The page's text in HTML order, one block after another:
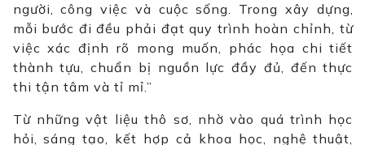
người, công việc và cuộc sống. Trong xây dựng,
mỗi bước đi đều phải đạt quy trình hoàn chỉnh, từ
việc xác định rõ mong muốn, phác họa chi tiết
thành tựu, chuẩn bị nguồn lực đầy đủ, đến thực
thi tận tâm và tỉ mỉ.”
Từ những vật liệu thô sơ, nhờ vào quá trình học
hỏi, sáng tạo, kết hợp cả khoa học, nghệ thuật,